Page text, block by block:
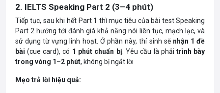
2. IELTS Speaking Part 2 (3–4 phút)
Tiếp tục, sau khi hết Part 1 thì mục tiêu của bài testSpeaking
Part 2 hướng tới đánh giá khả năng nói liên tục, mạch lạc, và
sử dụng từ vựng linh hoạt. Ở phần này, thí sinh sẽ nhận 1 đề
bài (cue card), có 1 phút chuẩn bị. Yêu cầu là phảitrình bày
trong vòng 1–2 phút, không bị ngắt lời
Mẹo trả lời hiệu quả: